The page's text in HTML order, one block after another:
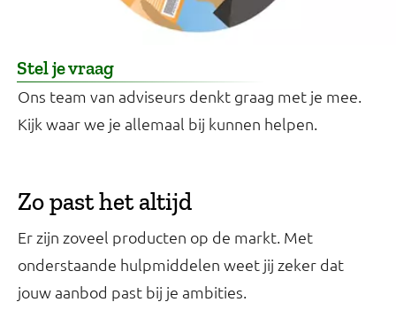
Stel je vraag
Ons team van adviseurs denkt graag met je mee.
Kijk waar we je allemaal bij kunnen helpen.
Zo past het altijd
Er zijn zoveel producten op de markt. Met
onderstaande hulpmiddelen weet jij zeker dat
jouw aanbod past bij je ambities.